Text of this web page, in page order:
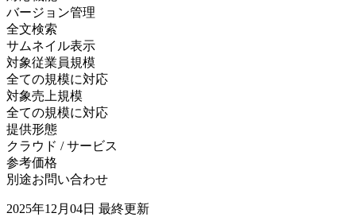
バージョン管理
全文検索
サムネイル表示
対象従業員規模
全ての規模に対応
対象売上規模
全ての規模に対応
提供形態
クラウド / サービス
参考価格
別途お問い合わせ
2025年12月04日 最終更新